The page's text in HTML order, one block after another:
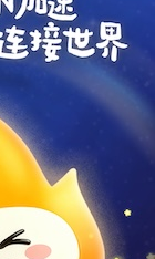
支持[0] 反对
支持
支持 反对 [0]